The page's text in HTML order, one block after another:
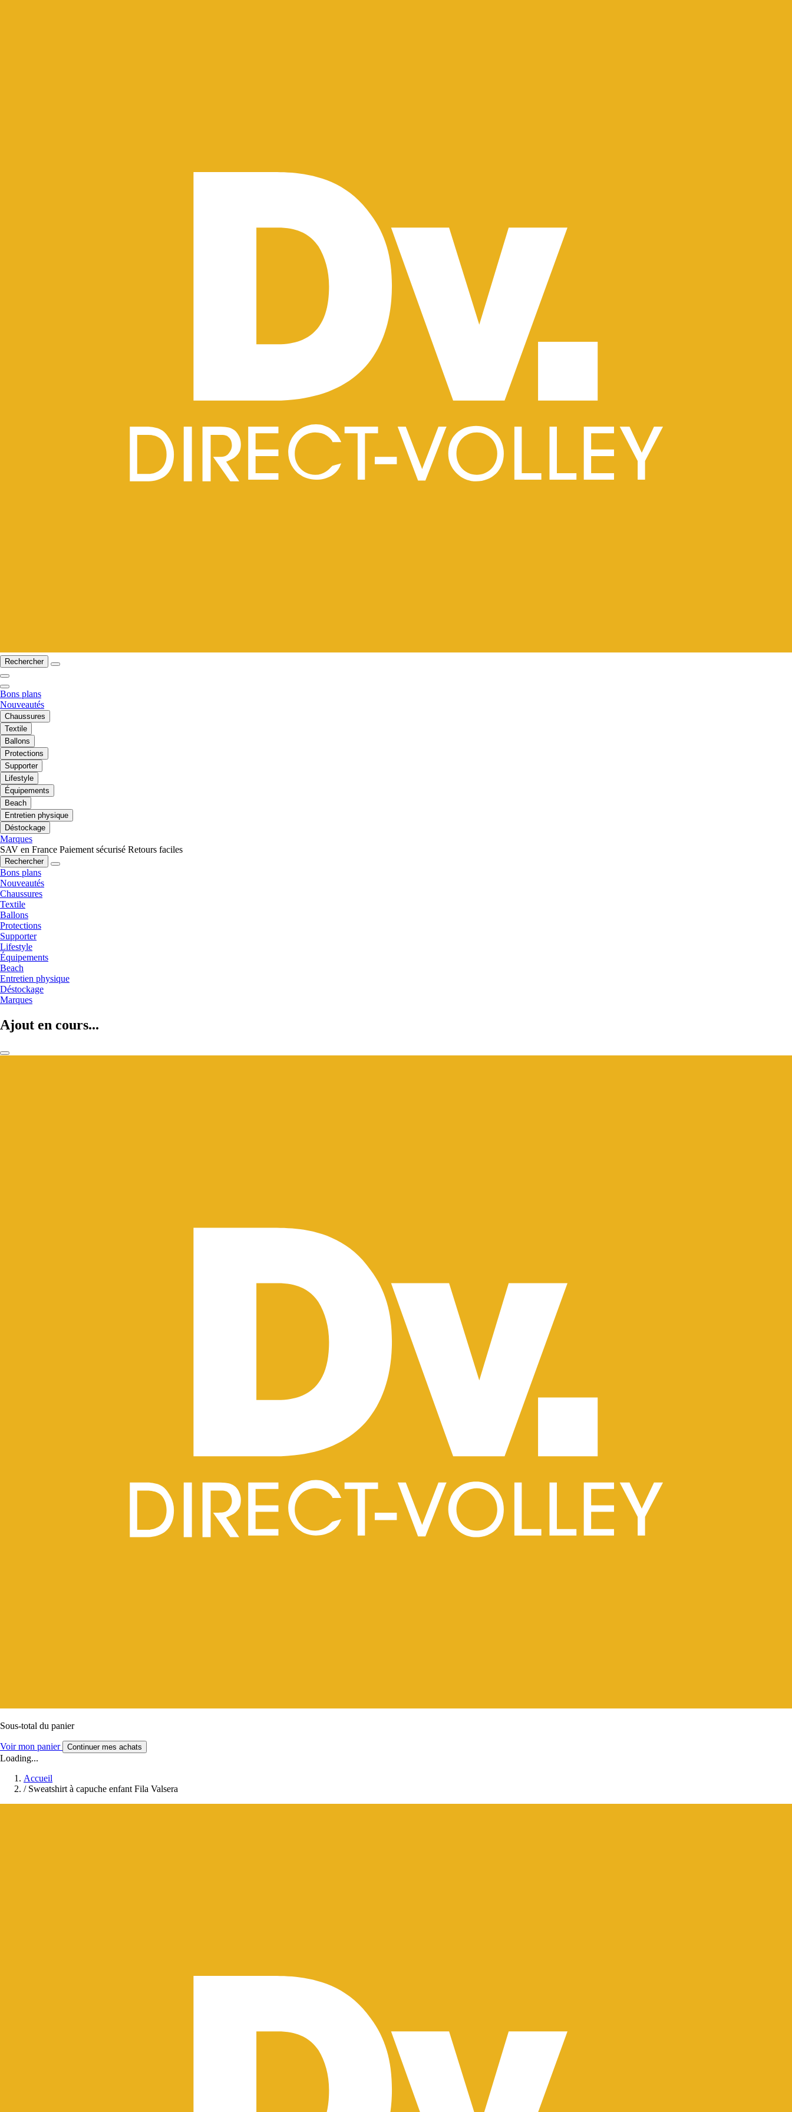
Rechercher
Bons plans
Nouveautés
Chaussures
Textile
Ballons
Protections
Supporter
Lifestyle
Équipements
Beach
Entretien physique
Déstockage
Marques
SAV en France Paiement sécurisé Retours faciles
Rechercher
Bons plans
Nouveautés
Chaussures
Textile
Ballons
Protections
Supporter
Lifestyle
Équipements
Beach
Entretien physique
Déstockage
Marques
Ajout en cours...
Sous-total du panier
Voir mon panier Continuer mes achats
Loading...
Accueil
/ Sweatshirt à capuche enfant Fila Valsera